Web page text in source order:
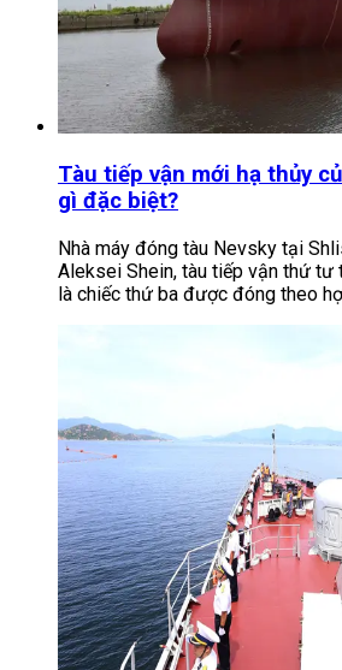
Tàu tiếp vận mới hạ thủy
gì đặc biệt?
Nhà máy đóng tàu Nevsky tại
Aleksei Shein, tàu tiếp vận thứ tư
là chiếc thứ ba được đóng theo